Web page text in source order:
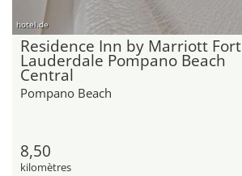
hotel.de
Residence Inn by Marriott Fort
Lauderdale Pompano Beach
Central
Pompano Beach
8,50
kilomètres